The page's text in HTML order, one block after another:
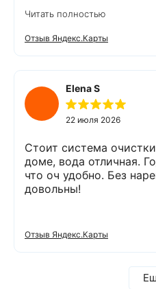
подобрать
офис для заключения
«Экодар компакт»,
существенно снизило
убрало посторонние
мягкой и приятной на
доволен
«Экодар». Рекомендую.
Читать полностью
Отзыв Яндекс.Карты
Elena S
22 июля 2026
Стоит система
доме, вода отличная.
что оч удобно. Без
довольны!
Отзыв Яндекс.Карты